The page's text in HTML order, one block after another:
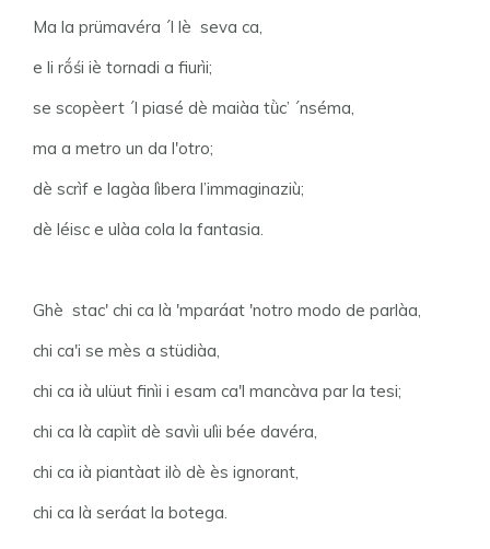
Ma la prümavéra ´l lè seva ca,
e li rṍśi iè tornadi a fiurìi;
se scopèert ´l piasé dè maiàa tǜc’ ´nséma,
ma a metro un da l'otro;
dè scrìf e lagàa lìbera l’immaginaziù;
dè léisc e ulàa cola la fantasia.
Ghè stac' chi ca là 'mparáat 'notro modo de parlàa,
chi ca'i se mès a stüdiàa,
chi ca ià ulüut finìi i esam ca'l mancàva par la tesi;
chi ca là capìit dè savìi ulìi bée davéra,
chi ca ià piantàat ilò dè ès ignorant,
chi ca là seráat la botega.